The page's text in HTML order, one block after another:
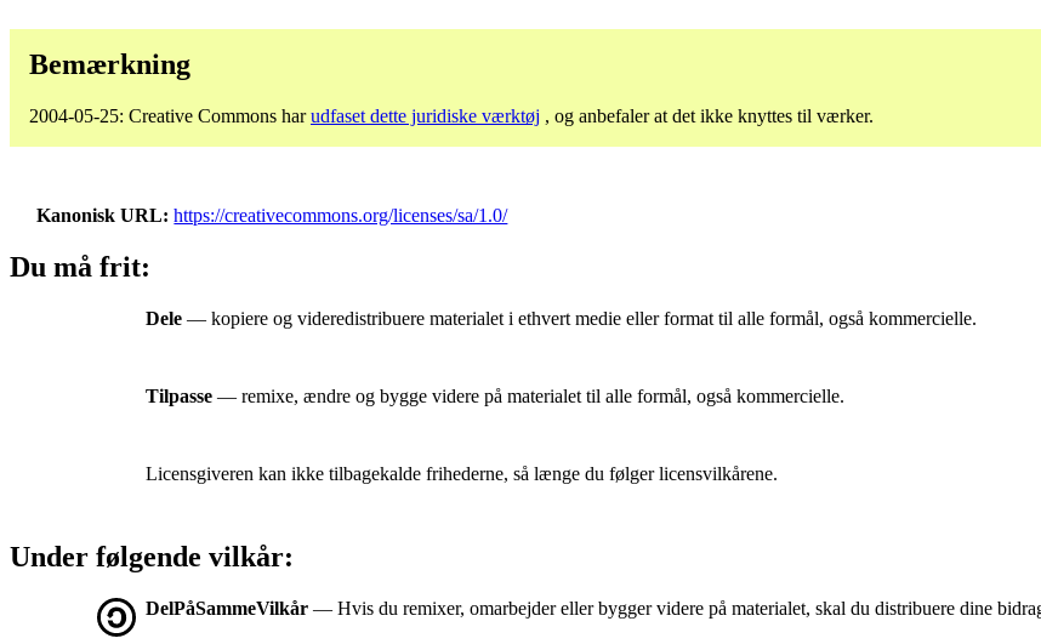
Bemærkning
2004-05-25: Creative Commons harudfaset dette juridiske værktøj , og anbefaler at det ikke knyttes til værker.
Kanonisk URL https://creativecommons.org/licenses/sa/1.0/
Du må frit:
Dele — kopiere og videredistribuere materialet i ethvert medie eller format til alle formål, også kommercielle.
Tilpasse — remixe, ændre og bygge videre på materialet til alle formål, også kommercielle.
Licensgiveren kan ikke tilbagekalde frihederne, så længe du følger licensvilkårene.
Under følgende vilkår:
DelPåSammeVilkår — Hvis du remixer, omarbejder eller bygger videre på materialet, skal du distribuere dine